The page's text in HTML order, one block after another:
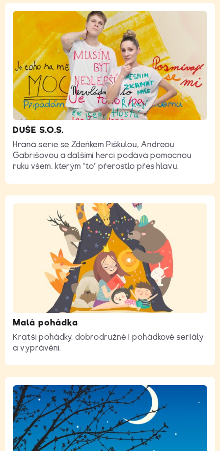
DUŠE S.O.S.
Hraná série se Zdeňkem Piškulou, Andreou
Gabrišovou a dalšími herci podává pomocnou
ruku všem, kterým "to" přerostlo přes hlavu.
Malá pohádka
Kratší pohádky, dobrodružné i pohádkové seriály
a vyprávění.